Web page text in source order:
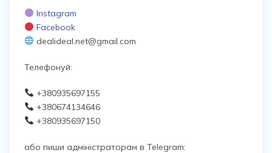
Instagram
Facebook
dealideal.net@gmail.com
Телефонуй:
+380935697155
+380674134646
+380935697150
або пиши адміністраторам в Telegram: